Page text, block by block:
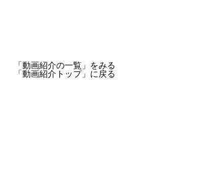
「動画紹介の一覧」 をみる
「動画紹介トップ」 に戻る